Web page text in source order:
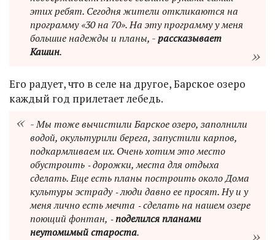
этих ребят. Сегодня жители откликаются на
программу «30 на 70». На эту программу у меня
большие надежды и планы, -рассказывает
Кашин.
Его радует, что в селе на другое, Барское озеро
каждый год прилетает лебедь.
- Мы тоже вычистили Барское озеро, заполнили
водой, окультурили берега, запустили карпов,
подкармливаем их. Очень хотим это место
обустроить ‑ дорожки, места для отдыха
сделать. Еще есть планы построить около Дома
культуры эстраду ‑ люди давно ее просят. Ну и у
меня лично есть мечта ‑ сделать на нашем озере
поющий фонтан, ‑поделился планами
неутомимый староста.